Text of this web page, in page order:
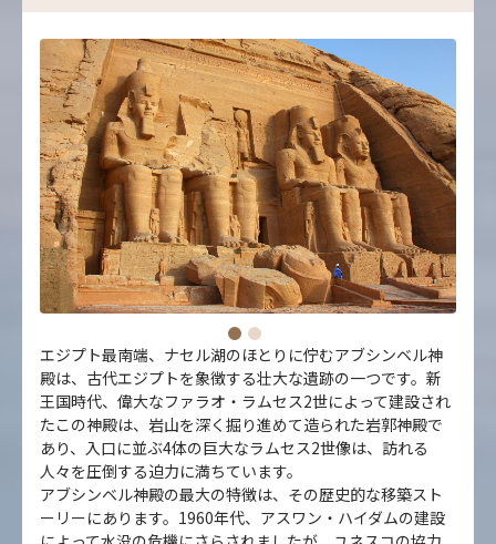
エジプト最南端、ナセル湖のほとりに佇むアブシンベル神
殿は、古代エジプトを象徴する壮大な遺跡の一つです。新
王国時代、偉大なファラオ・ラムセス2世によって建設され
たこの神殿は、岩山を深く掘り進めて造られた岩郭神殿で
あり、入口に並ぶ4体の巨大なラムセス2世像は、訪れる
人々を圧倒する迫力に満ちています。
アブシンベル神殿の最大の特徴は、その歴史的な移築スト
ーリーにあります。1960年代、アスワン・ハイダムの建設